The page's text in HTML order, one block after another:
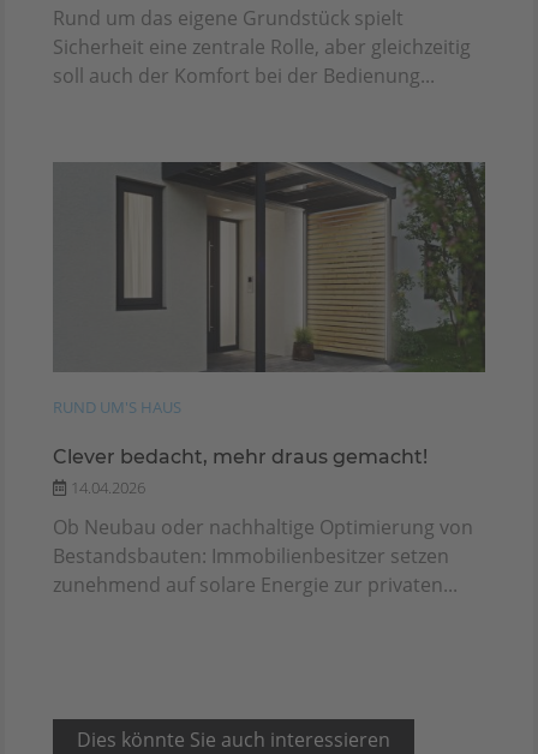
Rund um das eigene Grundstück spielt
Sicherheit eine zentrale Rolle, aber gleichzeitig
soll auch der Komfort bei der Bedienung...
RUND UM'S HAUS
Clever bedacht, mehr draus gemacht!
14.04.2026
Ob Neubau oder nachhaltige Optimierung von
Bestandsbauten: Immobilienbesitzer setzen
zunehmend auf solare Energie zur privaten...
Dies könnte Sie auch interessieren